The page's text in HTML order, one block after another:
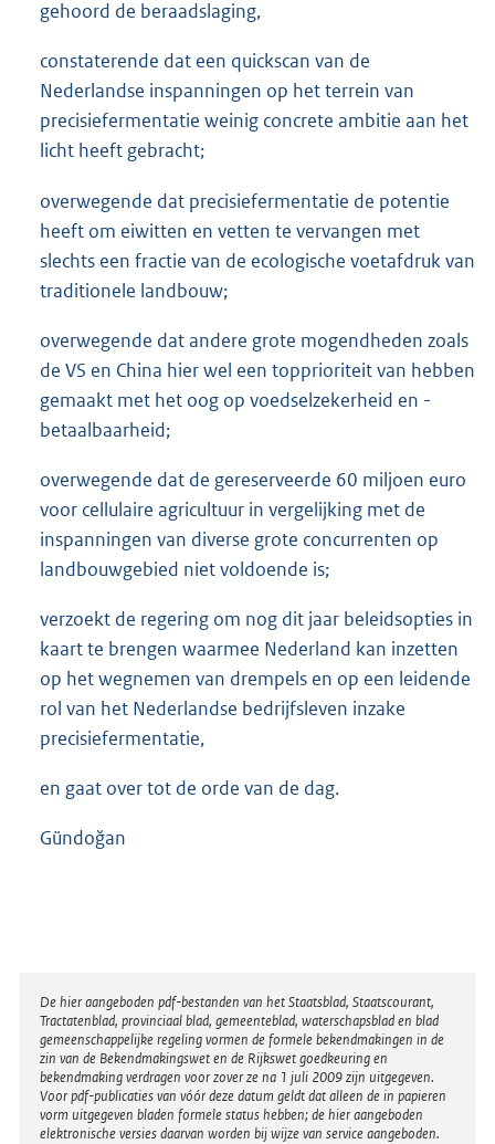
gehoord de beraadslaging,
constaterende dat een quickscan van de
Nederlandse inspanningen op het terrein van
precisiefermentatie weinig concrete ambitie aan het
licht heeft gebracht;
overwegende dat precisiefermentatie de potentie
heeft om eiwitten en vetten te vervangen met
slechts een fractie van de ecologische voetafdruk van
traditionele landbouw;
overwegende dat andere grote mogendheden zoals
de VS en China hier wel een topprioriteit van hebben
gemaakt met het oog op voedselzekerheid en -
betaalbaarheid;
overwegende dat de gereserveerde 60 miljoen euro
voor cellulaire agricultuur in vergelijking met de
inspanningen van diverse grote concurrenten op
landbouwgebied niet voldoende is;
verzoekt de regering om nog dit jaar beleidsopties in
kaart te brengen waarmee Nederland kan inzetten
op het wegnemen van drempels en op een leidende
rol van het Nederlandse bedrijfsleven inzake
precisiefermentatie,
en gaat over tot de orde van de dag.
Gündoğan
Disclaimer
De hier aangeboden pdf-bestanden van het Staatsblad, Staatscourant,
Tractatenblad, provinciaal blad, gemeenteblad, waterschapsblad en blad
gemeenschappelijke regeling vormen de formele bekendmakingen in de
zin van de Bekendmakingswet en de Rijkswet goedkeuring en
bekendmaking verdragen voor zover ze na 1 juli 2009 zijn uitgegeven.
Voor pdf-publicaties van vóór deze datum geldt dat alleen de in papieren
vorm uitgegeven bladen formele status hebben; de hier aangeboden
elektronische versies daarvan worden bij wijze van service aangeboden.